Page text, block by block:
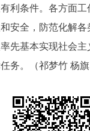
利条件。各方面
安全，防范化解
先基本实现社会
务。（祁梦竹 杨旗